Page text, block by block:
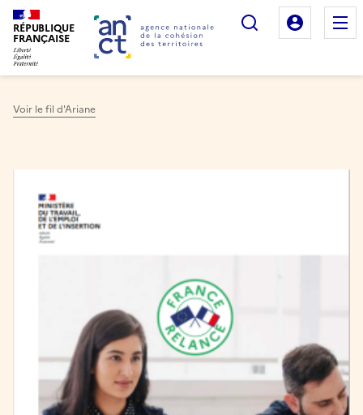
RÉPUBLIQUE
FRANÇAISE
Rechercher
Mon
Voir le fil d'Ariane
[Kit de communication]